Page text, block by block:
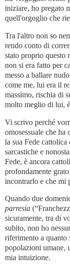
iniziare, ho pregato
quell'orgoglio che
Tra l'altro non so
rendo conto di
stato proprio questo
non si era fatto per
messo a ballare
come me, lui era il
massimo, rischia di
molto meglio di lui,
Vi scrivo perché
omosessuale che ha
la sua Fede cattolica
sarcastiche e
Fede, è ancora
profondamente
incontrarlo e che mi
Quando due
parresia
sicuramente, tra di
subito, non ho
riferimento a quanto
popolazioni umane,
mia intuizione.